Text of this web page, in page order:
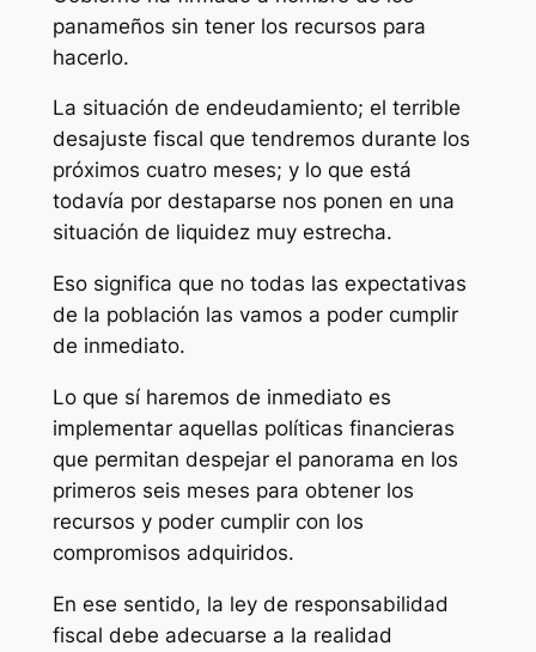
panameños sin tener los recursos para
hacerlo.
La situación de endeudamiento; el terrible
desajuste fiscal que tendremos durante los
próximos cuatro meses; y lo que está
todavía por destaparse nos ponen en una
situación de liquidez muy estrecha.
Eso significa que no todas las expectativas
de la población las vamos a poder cumplir
de inmediato.
Lo que sí haremos de inmediato es
implementar aquellas políticas financieras
que permitan despejar el panorama en los
primeros seis meses para obtener los
recursos y poder cumplir con los
compromisos adquiridos.
En ese sentido, la ley de responsabilidad
fiscal debe adecuarse a la realidad